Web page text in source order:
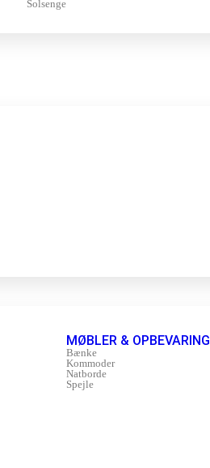
Solsenge
MØBLER & OPBEVARING
Bænke
Kommoder
Natborde
Spejle